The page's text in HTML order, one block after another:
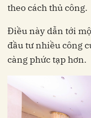
theo cách thủ công.
Điều này dẫn tới
đầu tư nhiều công
càng phức tạp hơn.